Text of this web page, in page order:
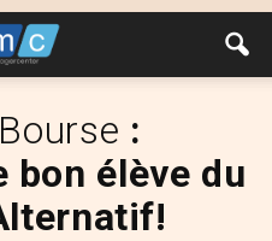
:
bon élève du